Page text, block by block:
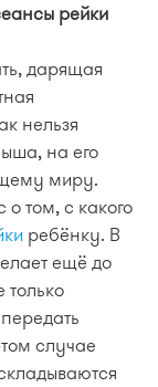
рейки
дарящая
нельзя
на его
миру.
том, с какого
ребёнку. В
ещё до
только
случае